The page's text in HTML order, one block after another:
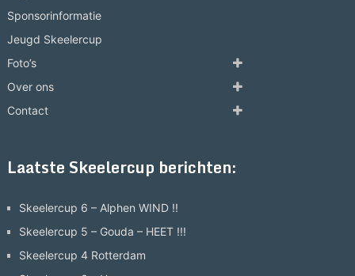
Sponsorinformatie
Jeugd Skeelercup
Foto’s
Over ons
Contact
Laatste Skeelercup berichten:
Skeelercup 6 – Alphen WIND !!
Skeelercup 5 – Gouda – HEET !!!
Skeelercup 4 Rotterdam